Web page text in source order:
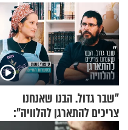
"שבר גדול. הבנו שאנחנו
צריכים להתארגן להלוויה":